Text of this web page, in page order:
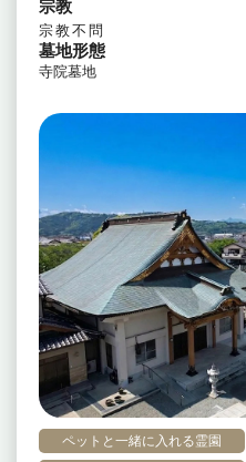
ペットと一緒に入れる霊園
宗教
宗教不問
墓地形態
寺院墓地